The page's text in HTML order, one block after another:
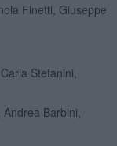
Finetti, Giuseppe
Stefanini,
Barbini,